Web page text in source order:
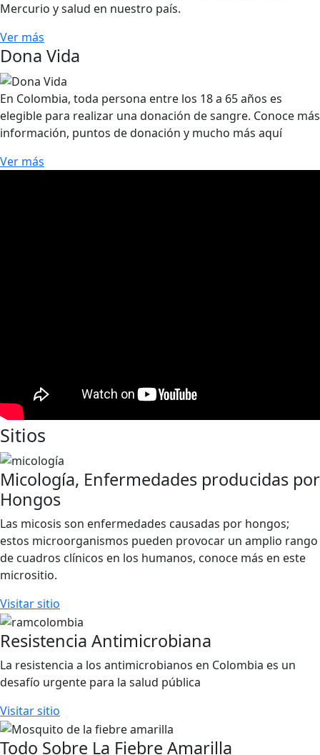
Mercurio y salud en nuestro país.
Ver más
Dona Vida
En Colombia, toda persona entre los 18 a 65 años es
elegible para realizar una donación de sangre. Conoce más
información, puntos de donación y mucho más aquí
Ver más
Sitios
Micología, Enfermedades producidas por
Hongos
Las micosis son enfermedades causadas por hongos;
estos microorganismos pueden provocar un amplio rango
de cuadros clínicos en los humanos, conoce más en este
micrositio.
Visitar sitio
Resistencia Antimicrobiana
La resistencia a los antimicrobianos en Colombia es un
desafío urgente para la salud pública
Visitar sitio
Todo Sobre La Fiebre Amarilla